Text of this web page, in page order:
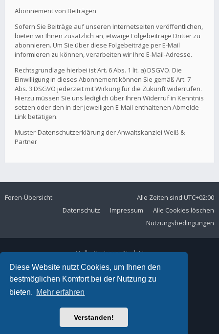
Diese Website nutzt Cookies, um Ihnen den
bestmöglichen Komfort bei der Nutzung zu
bieten. Mehr erfahren
Verstanden!
Abonnement von Beiträgen
Sofern Sie Beiträge auf unseren Internetseiten veröffentlichen,
bieten wir Ihnen zusätzlich an, etwaige Folgebeiträge Dritter zu
abonnieren. Um Sie über diese Folgebeiträge per E-Mail
informieren zu können, verarbeiten wir Ihre E-Mail-Adresse.
Rechtsgrundlage hierbei ist Art. 6 Abs. 1 lit. a) DSGVO. Die
Einwilligung in dieses Abonnement können Sie gemäß Art. 7
Abs. 3 DSGVO jederzeit mit Wirkung für die Zukunft widerrufen.
Hierzu müssen Sie uns lediglich über Ihren Widerruf in Kenntnis
setzen oder den in der jeweiligen E-Mail enthaltenen Abmelde-
Link betätigen.
Muster-Datenschutzerklärung der Anwaltskanzlei Weiß &
Partner
Foren-Übersicht Alle Zeiten sind UTC+02:00
Alle Cookies löschen
Impressum
Datenschutz
Nutzungsbedingungen
Volla Systeme GmbH
Kölner Straße 102
42897 Remscheid
Telefon:+49 2191 59897 61
E-Mail:
Ariki Theme by